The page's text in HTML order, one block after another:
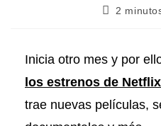
2
Inicia otro mes y por
los estrenos de
trae nuevas películas,